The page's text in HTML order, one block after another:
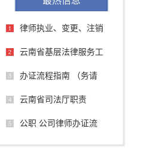
1 律师执业、变更、注销
2 云南省基层法律服务工
3 办证流程指南 （务请
4 云南省司法厅职责
5 公职 公司律师办证流